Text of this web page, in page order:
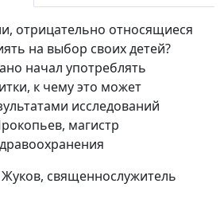
отрицательно относящиеся
на выбор своих детей?
начал употреблять
к чему это может
исследований
магистр
священнослужитель
священнослужитель
Павел Жуков,
священнослужитель
священнослужитель